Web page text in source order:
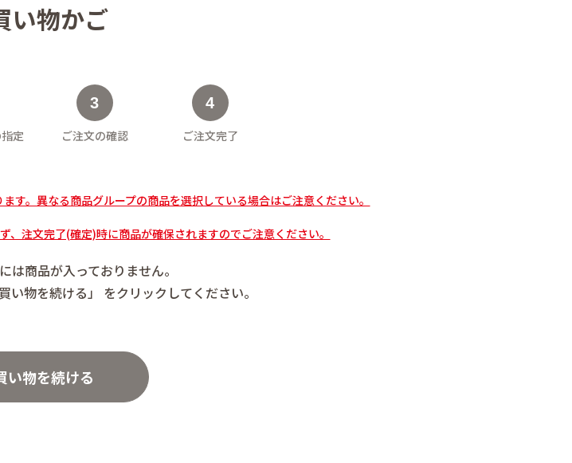
い物かご
定 ご注文の確認 ご注文完了
す。異なる商品グループの商品を選択している場合はご注意ください。
注文完了(確定)時に商品が確保されますのでご注意ください。
は商品が入っておりません。
い物を続ける」 をクリックしてください。
い物を続ける